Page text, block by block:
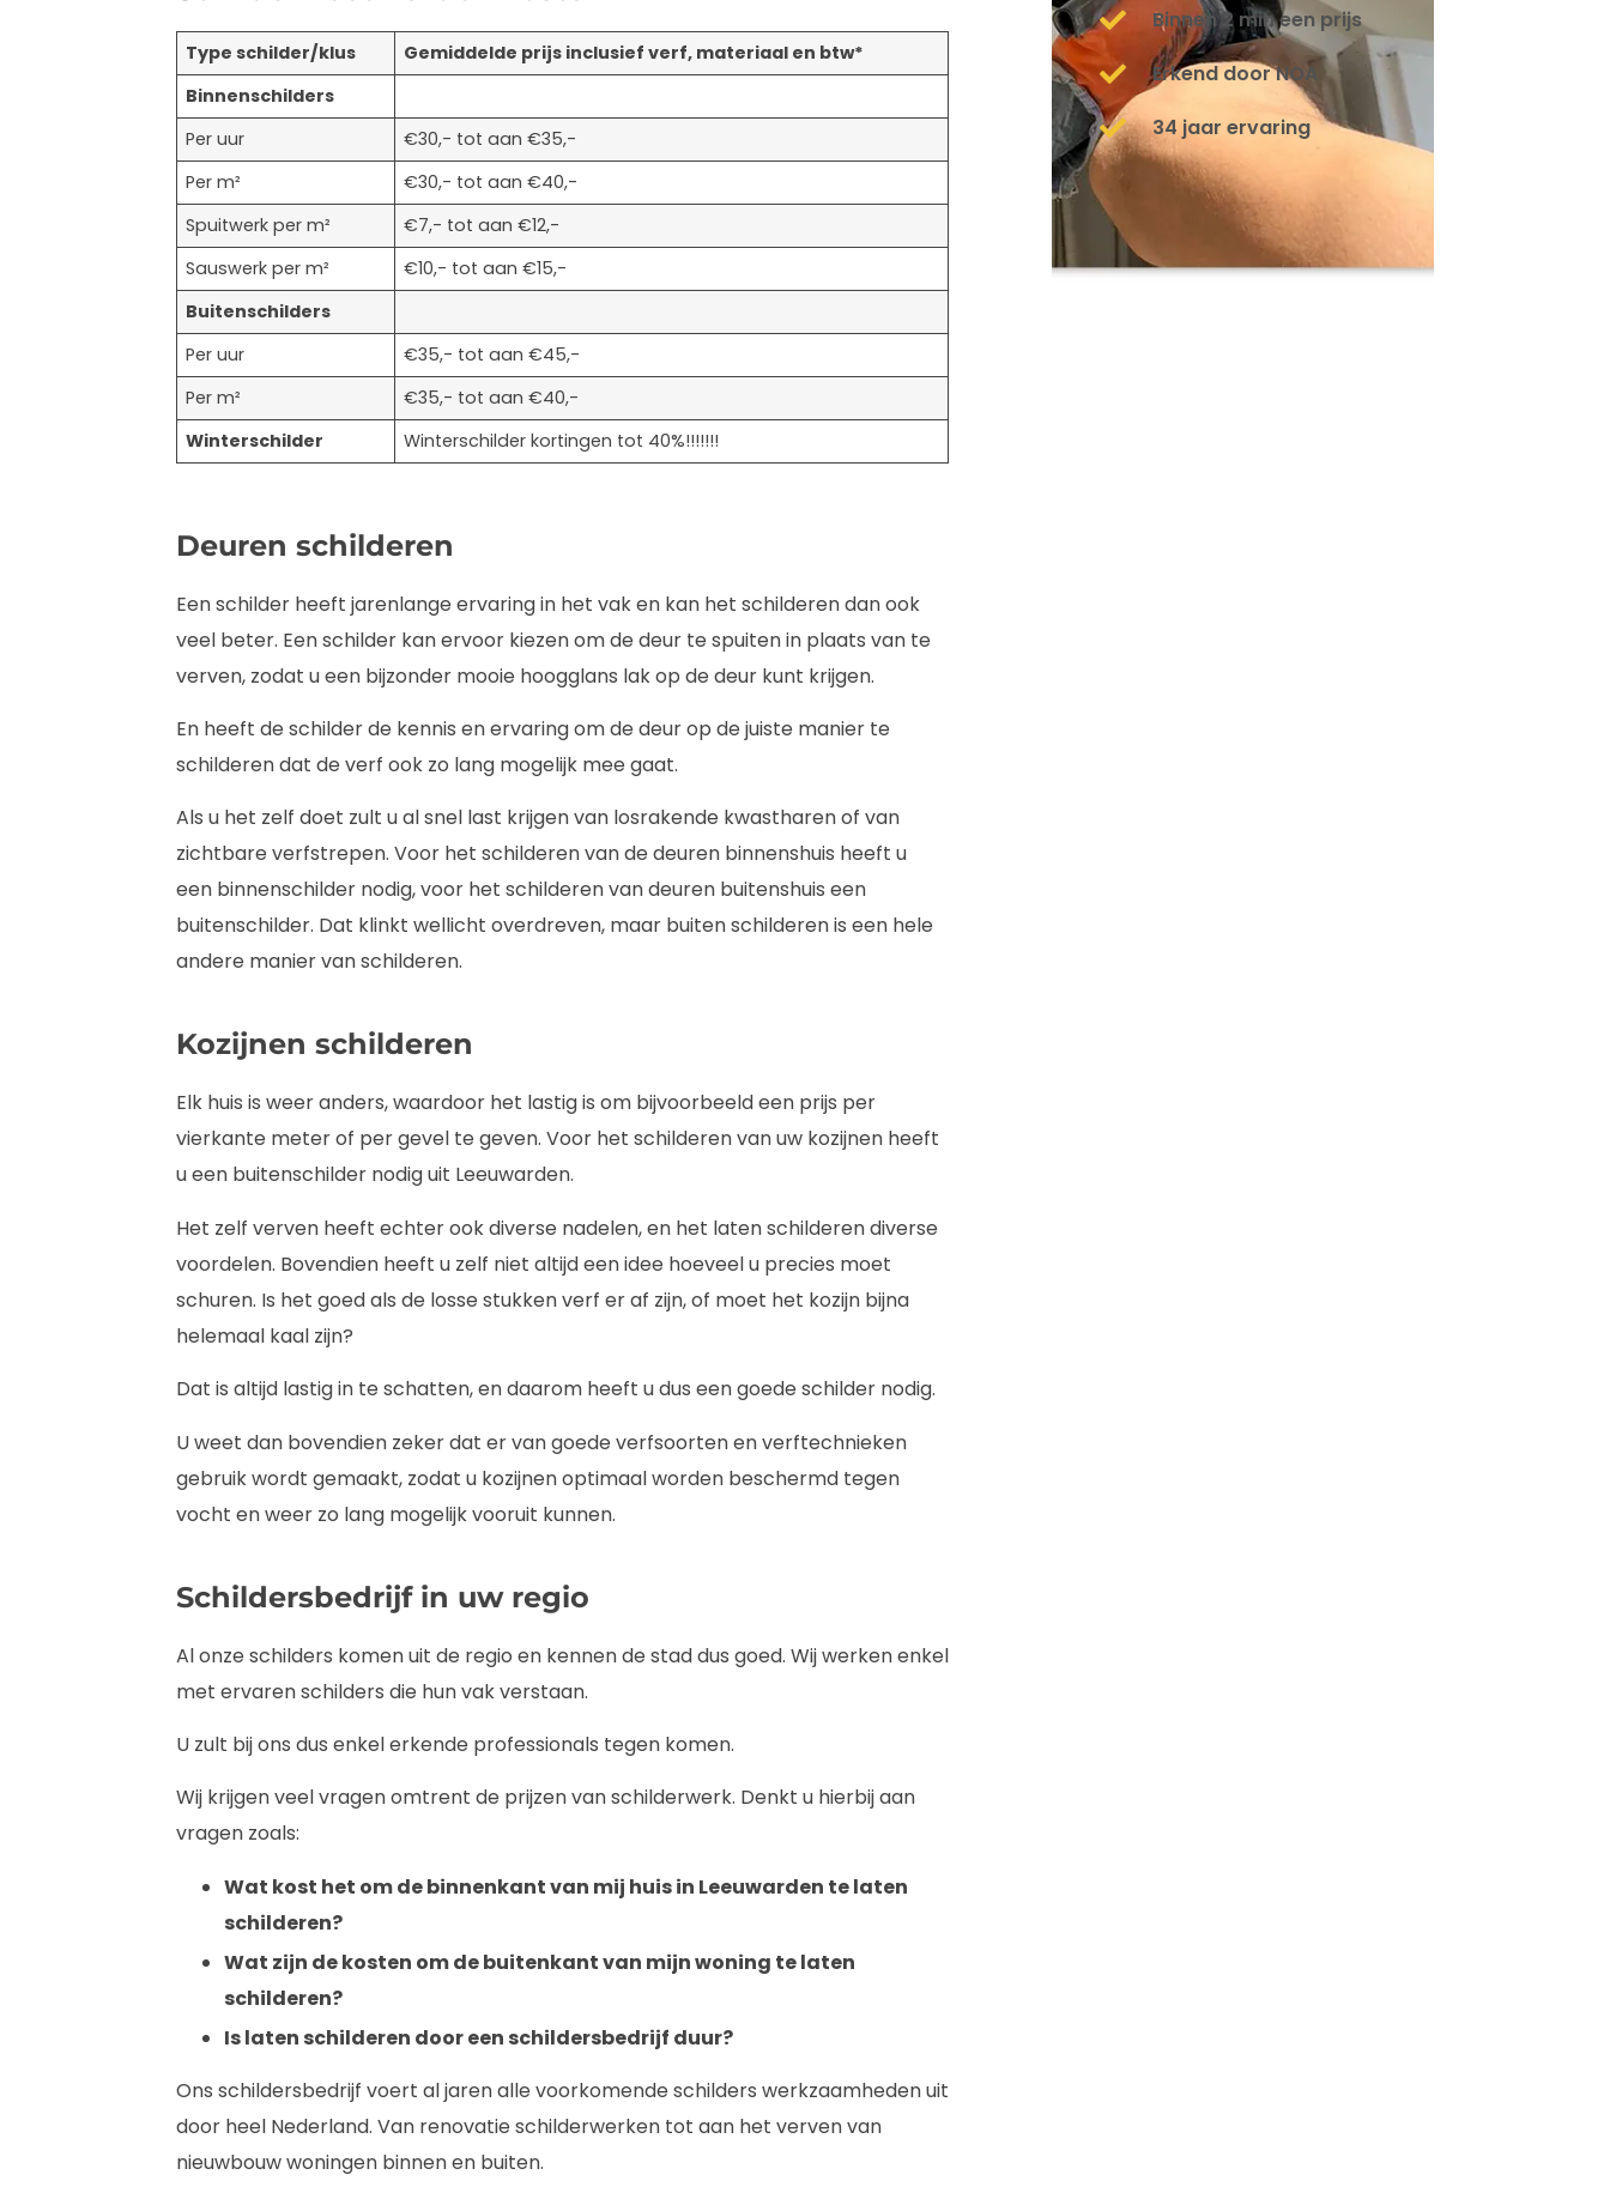
Type schilder/klus
Gemiddelde prijs inclusief verf, materiaal en btw*
Binnenschilders
Per uur
€30,- tot aan €35,-
Per m²
€30,- tot aan €40,-
Spuitwerk per m²
€7,- tot aan €12,-
Sauswerk per m²
€10,- tot aan €15,-
Buitenschilders
Per uur
€35,- tot aan €45,-
Per m²
€35,- tot aan €40,-
Winterschilder
Winterschilder kortingen tot 40%!!!!!!!
Deuren schilderen
Een schilder heeft jarenlange ervaring in het vak en kan het schilderen dan ook
veel beter. Een schilder kan ervoor kiezen om de deur te spuiten in plaats van te
verven, zodat u een bijzonder mooie hoogglans lak op de deur kunt krijgen.
En heeft de schilder de kennis en ervaring om de deur op de juiste manier te
schilderen dat de verf ook zo lang mogelijk mee gaat.
Als u het zelf doet zult u al snel last krijgen van losrakende kwastharen of van
zichtbare verfstrepen. Voor het schilderen van de deuren binnenshuis heeft u
een binnenschilder nodig, voor het schilderen van deuren buitenshuis een
buitenschilder. Dat klinkt wellicht overdreven, maar buiten schilderen is een hele
andere manier van schilderen.
Kozijnen schilderen
Elk huis is weer anders, waardoor het lastig is om bijvoorbeeld een prijs per
vierkante meter of per gevel te geven. Voor het schilderen van uw kozijnen heeft
u een buitenschilder nodig uit Leeuwarden.
Het zelf verven heeft echter ook diverse nadelen, en het laten schilderen diverse
voordelen. Bovendien heeft u zelf niet altijd een idee hoeveel u precies moet
schuren. Is het goed als de losse stukken verf er af zijn, of moet het kozijn bijna
helemaal kaal zijn?
Dat is altijd lastig in te schatten, en daarom heeft u dus een goede schilder nodig.
U weet dan bovendien zeker dat er van goede verfsoorten en verftechnieken
gebruik wordt gemaakt, zodat u kozijnen optimaal worden beschermd tegen
vocht en weer zo lang mogelijk vooruit kunnen.
Schildersbedrijf in uw regio
Al onze schilders komen uit de regio en kennen de stad dus goed. Wij werken enkel
met ervaren schilders die hun vak verstaan.
U zult bij ons dus enkel erkende professionals tegen komen.
Wij krijgen veel vragen omtrent de prijzen van schilderwerk. Denkt u hierbij aan
vragen zoals:
Wat kost het om de binnenkant van mij huis in Leeuwarden te laten
schilderen?
Wat zijn de kosten om de buitenkant van mijn woning te laten
schilderen?
Is laten schilderen door een schildersbedrijf duur?
Ons schildersbedrijf voert al jaren alle voorkomende schilders werkzaamheden uit
door heel Nederland. Van renovatie schilderwerken tot aan het verven van
nieuwbouw woningen binnen en buiten.
Binnen 2 min een prijs
Erkend door NOA
34 jaar ervaring